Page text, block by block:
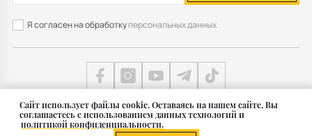
Cайт использует файлы cookie. Оставаясь на нашем сайте, Вы
соглашаетесь с использованием данных технологий и
политикой конфиденциальности.
Я согласен на обработкуперсональных данных
Карта сайта